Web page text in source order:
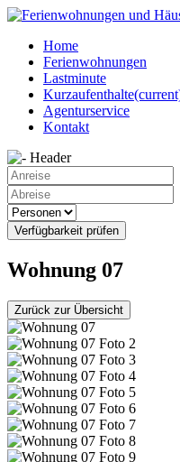
Home
Ferienwohnungen
Lastminute
Kurzaufenthalte
Agenturservice
Kontakt
Verfügbarkeit prüfen
Wohnung 07
Zurück zur Übersicht